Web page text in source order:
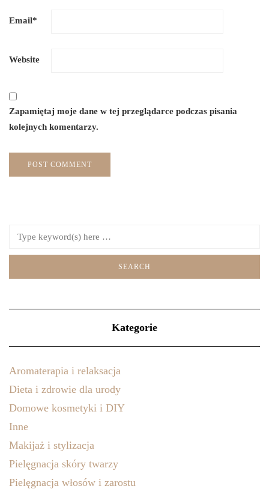
Email*
Website
Zapamiętaj moje dane w tej przeglądarce podczas pisania
kolejnych komentarzy.
Kategorie
Aromaterapia i relaksacja
Dieta i zdrowie dla urody
Domowe kosmetyki i DIY
Inne
Makijaż i stylizacja
Pielęgnacja skóry twarzy
Pielęgnacja włosów i zarostu